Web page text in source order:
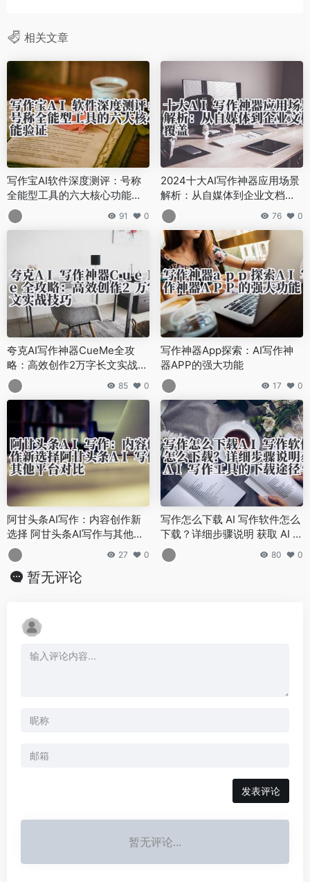
相关文章
写作宝AI软件深度测评：号称
全能型工具的六大核心功能验
证
91 0
2024十大AI写作神器应用场景
解析：从自媒体到企业文档全
覆盖
76 0
夸克AI写作神器CueMe全攻
略：高效创作2万字长文实战技
巧
85 0
写作神器App探索：AI写作神
器APP的强大功能
17 0
阿甘头条AI写作：内容创作新
选择 阿甘头条AI写作与其他平
台对比
27 0
写作怎么下载 AI 写作软件怎么
下载？详细步骤说明 获取 AI 写
作工具的下载途径与方法80 0
暂无评论
发表评论
暂无评论...